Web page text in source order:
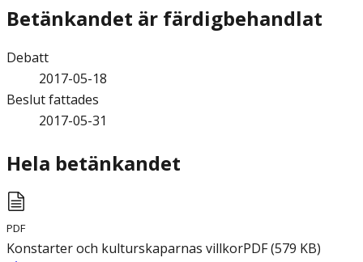
Betänkandet är färdigbehandlat
Debatt
2017-05-18
Beslut fattades
2017-05-31
Hela betänkandet
PDF
Konstarter och kulturskaparnas villkorPDF(579 KB)